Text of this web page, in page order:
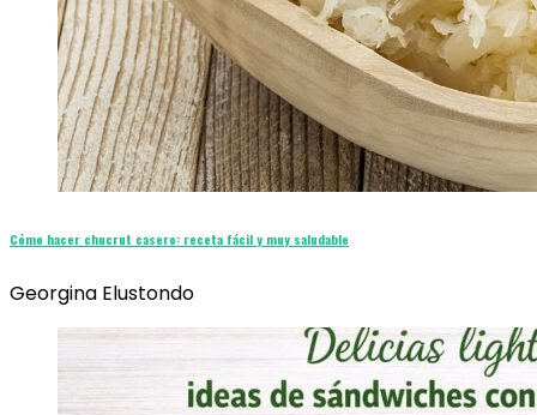
Cómo hacer chucrut casero: receta fácil y muy saludable
Georgina Elustondo